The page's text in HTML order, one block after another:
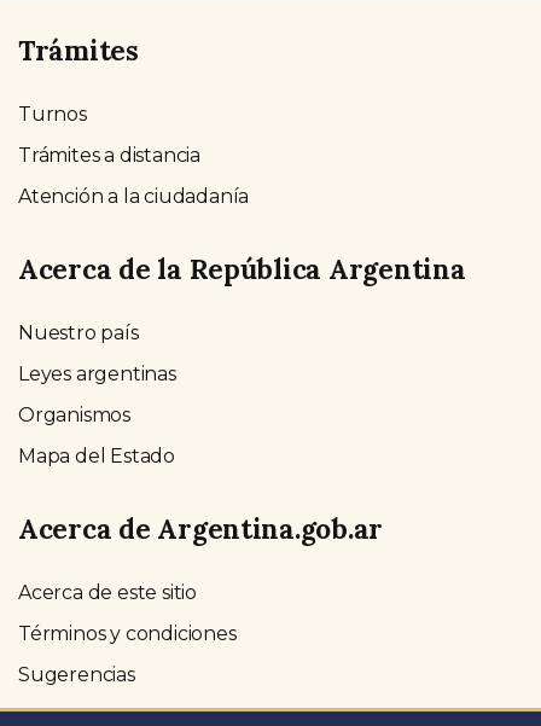
Trámites
Turnos
Trámites a distancia
Atención a la ciudadanía
Acerca de la República Argentina
Nuestro país
Leyes argentinas
Organismos
Mapa del Estado
Acerca de Argentina.gob.ar
Acerca de este sitio
Términos y condiciones
Sugerencias